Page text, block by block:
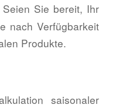
Seien Sie bereit, Ihr
nach Verfügbarkeit
Produkte.
saisonaler